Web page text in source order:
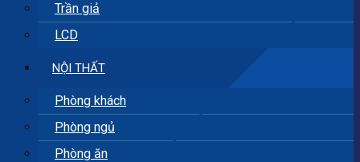
Trần giả
LCD
NỘI THẤT
Phòng khách
Phòng ngủ
Phòng ăn